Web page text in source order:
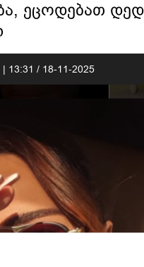
ეცოდებათ
| 13:31 / 18-11-2025